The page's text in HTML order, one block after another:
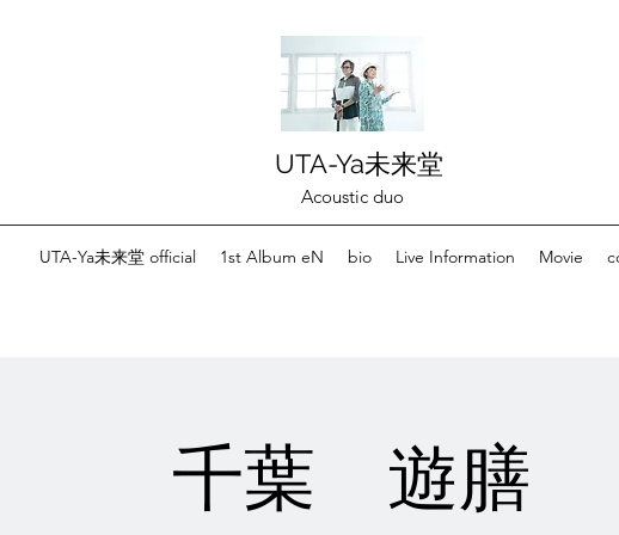
UTA-Ya未来堂
Acoustic duo
UTA-Ya未来堂 official 1st Album eN bio Live Information Movie
千葉 遊膳